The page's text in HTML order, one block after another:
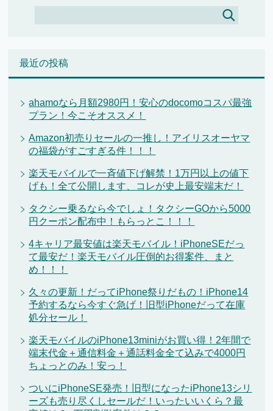
最近の投稿
ahamoなら月額2980円！安心のdocomoコスパ最強
プラン！今こそオススメ！
Amazon初売りセールの一推し！アイリスオーヤマ
の福袋がすごすぎる件！！！
楽天モバイルで一斉値下げ解禁！1万円以上の値下
げも！全て公開します、コレが史上最安端末だ！
タクシー乗るなら今でしょ！タクシーGOから5000
円クーポン配布中！もらっとこ！！！
4キャリア最安値は楽天モバイル！iPhoneSEだっ
て最安だ！楽天モバイル圧倒的お得案件、まと
め！！！
久々の更新！だってiPhone祭りだもの！iPhone14
予約するなら今すぐ急げ！旧型iPhoneだって在庫
処分セール！
楽天モバイルのiPhone13miniがお買い得！2年間で
端末代金＋通信料金＋通話料金全て込みで4000円
ちょっとのみ！安っ！
ついにiPhoneSE発売！旧型になったiPhone13シリ
ーズも売り尽くしセールだ！いったいいくら？最